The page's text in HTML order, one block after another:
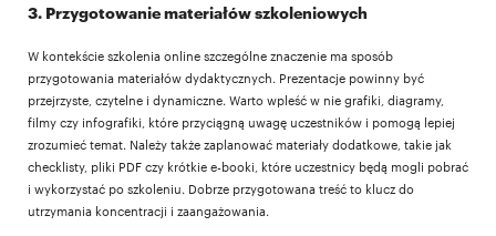
3. Przygotowanie materiałów szkoleniowych
W kontekście szkolenia online szczególne znaczenie ma sposób
przygotowania materiałów dydaktycznych. Prezentacje powinny być
przejrzyste, czytelne i dynamiczne. Warto wpleść w nie grafiki, diagramy,
filmy czy infografiki, które przyciągną uwagę uczestników i pomogą lepiej
zrozumieć temat. Należy także zaplanować materiały dodatkowe, takie jak
checklisty, pliki PDF czy krótkie e-booki, które uczestnicy będą mogli pobrać
i wykorzystać po szkoleniu. Dobrze przygotowana treść to klucz do
utrzymania koncentracji i zaangażowania.